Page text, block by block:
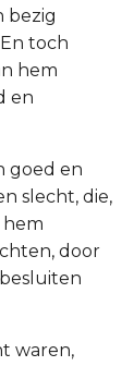
bezig
toch
hem
en
goed en
slecht, die,
door
waren,